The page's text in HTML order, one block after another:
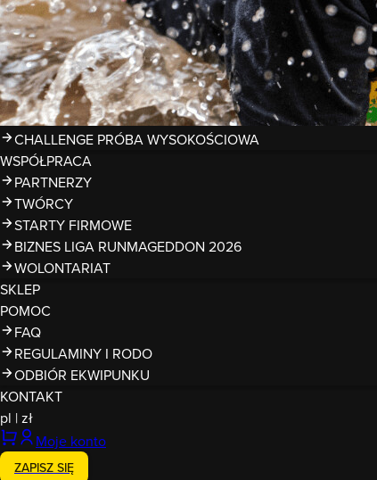
SUPERLIGA RUNMAGEDDON 2026
SUPERLIGA RMG KIDS 2026
KWALIFIKACJE DO MISTRZOSTW EUROPY I ŚWIATA OCR
TROFEA
LEGENDY RUNMAGEDDON
MAGAZYN
CHALLENGE PRÓBA WYSOKOŚCIOWA
WSPÓŁPRACA
PARTNERZY
TWÓRCY
STARTY FIRMOWE
BIZNES LIGA RUNMAGEDDON 2026
WOLONTARIAT
SKLEP
POMOC
FAQ
REGULAMINY I RODO
ODBIÓR EKWIPUNKU
KONTAKT
pl |zł
Moje konto
ZAPISZ SIĘ